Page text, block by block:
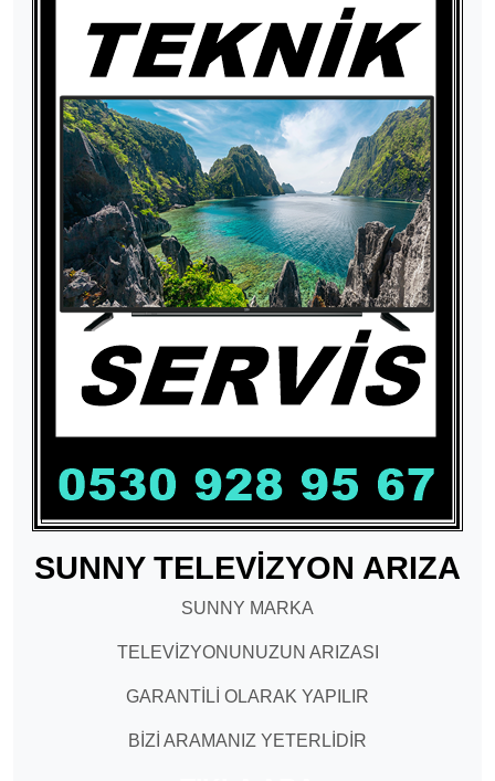
SUNNY TELEVİZYON ARIZA
SUNNY MARKA
TELEVİZYONUNUZUN ARIZASI
GARANTİLİ OLARAK YAPILIR
BİZİ ARAMANIZ YETERLİDİR